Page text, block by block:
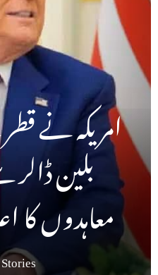
بلین
معاہدوں کا